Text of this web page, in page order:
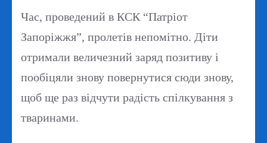
Час, проведений в КСК “Патріот
Запоріжжя”, пролетів непомітно. Діти
отримали величезний заряд позитиву і
пообіцяли знову повернутися сюди знову,
щоб ще раз відчути радість спілкування з
тваринами.